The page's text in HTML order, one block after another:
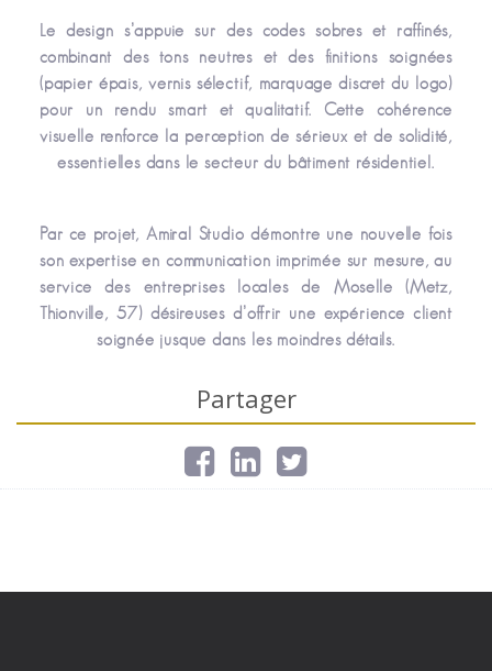
Le design s’appuie sur des codes sobres et raffinés,
combinant des tons neutres et des finitions soignées
(papier épais, vernis sélectif, marquage discret du logo)
pour un rendu smart et qualitatif. Cette cohérence
visuelle renforce la perception de sérieux et de solidité,
essentielles dans le secteur du bâtiment résidentiel.
Par ce projet, Amiral Studio démontre une nouvelle fois
son expertise en communication imprimée sur mesure, au
service des entreprises locales de Moselle (Metz,
Thionville, 57) désireuses d’offrir une expérience client
soignée jusque dans les moindres détails.
Partager